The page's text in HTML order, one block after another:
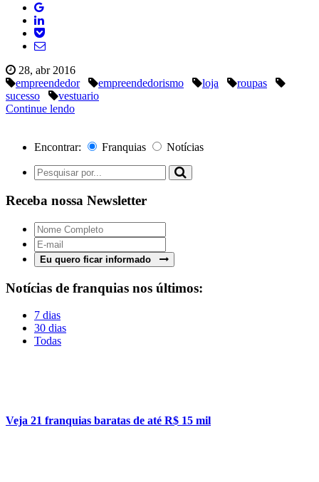
28, abr 2016
empreendedor
empreendedorismo loja
roupas
sucesso
vestuario
Continue lendo
Encontrar: Franquias Notícias
Receba nossa Newsletter
Eu quero ficar informado
Notícias de franquias nos últimos:
7 dias
30 dias
Todas
Veja 21 franquias baratas de até R$ 15 mil